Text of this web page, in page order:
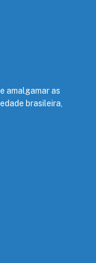
amalgamar as
brasileira,